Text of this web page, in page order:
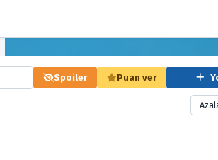
Spoiler Puan ver